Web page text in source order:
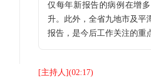
仅每年新报告的病例在增
升。此外，全省九地市及平
报告，是今后工作关注的重
[主持人](02:17)